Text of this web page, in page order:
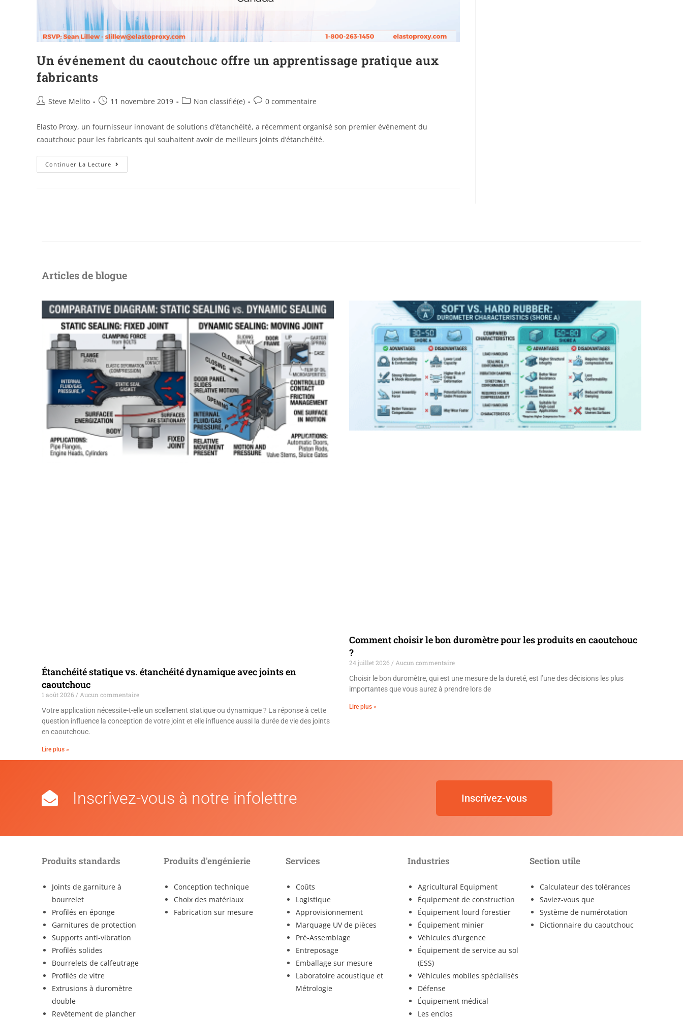
Un événement du caoutchouc offre un apprentissage pratique aux
fabricants
Steve Melito 11 novembre 2019 Non classifié(e) 0 commentaire
Elasto Proxy, un fournisseur innovant de solutions d’étanchéité, a récemment organisé son premier événement du
caoutchouc pour les fabricants qui souhaitent avoir de meilleurs joints d’étanchéité.
Continuer La Lecture
Articles de blogue
Étanchéité statique vs. étanchéité dynamique avec joints en
caoutchouc
1 août 2026
Aucun commentaire
Votre application nécessite-t-elle un scellement statique ou dynamique ? La réponse à cette
question influence la conception de votre joint et elle influence aussi la durée de vie des joints
en caoutchouc.
Lire plus »
Comment choisir le bon duromètre pour les produits en caoutchouc
?
24 juillet 2026
Aucun commentaire
Choisir le bon duromètre, qui est une mesure de la dureté, est l’une des décisions les plus
importantes que vous aurez à prendre lors de
Lire plus »
Inscrivez-vous à notre infolettre Inscrivez-vous
Produits standards
Joints de garniture à
bourrelet
Profilés en éponge
Garnitures de protection
Supports anti-vibration
Profilés solides
Bourrelets de calfeutrage
Profilés de vitre
Extrusions à duromètre
double
Revêtement de plancher
Produits d'engénierie
Conception technique
Choix des matériaux
Fabrication sur mesure
Services
Coûts
Logistique
Approvisionnement
Marquage UV de pièces
Pré-Assemblage
Entreposage
Emballage sur mesure
Laboratoire acoustique et
Métrologie
Industries
Agricultural Equipment
Équipement de construction
Équipement lourd forestier
Équipement minier
Véhicules d’urgence
Équipement de service au sol
(ESS)
Véhicules mobiles spécialisés
Défense
Équipement médical
Les enclos
Section utile
Calculateur des tolérances
Saviez-vous que
Système de numérotation
Dictionnaire du caoutchouc